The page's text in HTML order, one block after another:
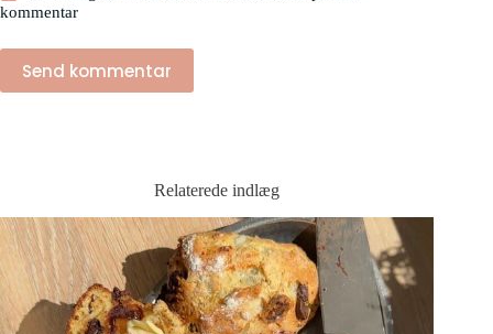
kommentar
Send kommentar
Relaterede indlæg